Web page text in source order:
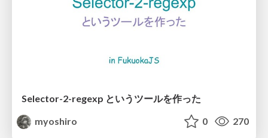
Selector-2-regexp というツールを作った
myoshiro
0 270